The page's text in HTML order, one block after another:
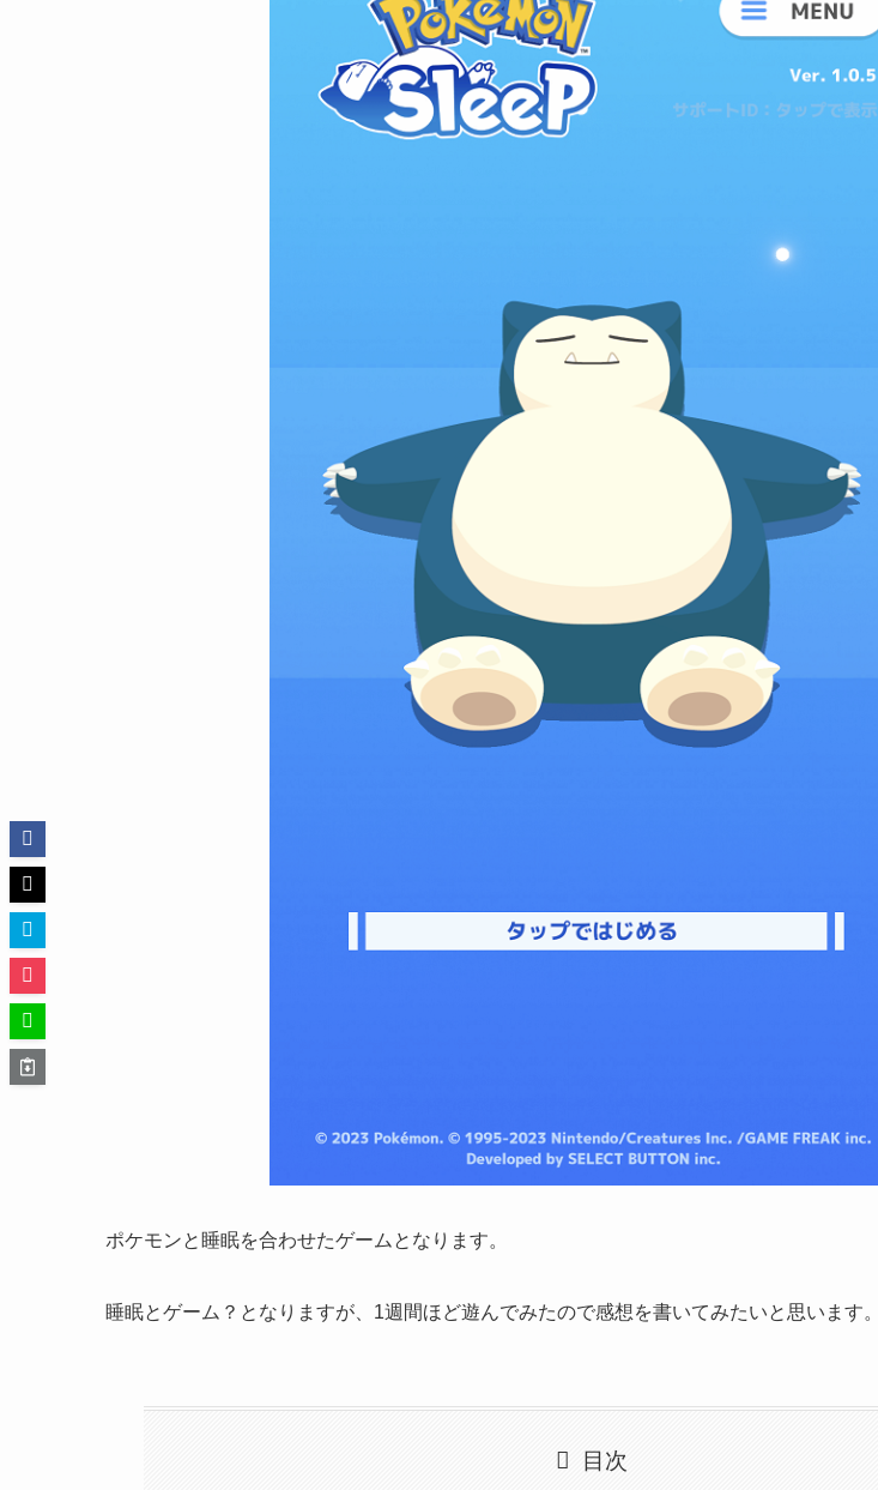
ポケモンと睡眠を合わせたゲームとなります。
睡眠とゲーム？となりますが、1週間ほど遊んでみたので感想を書いてみたいと思います。
目次